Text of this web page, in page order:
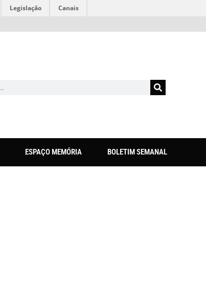
Legislação Canais
ESPAÇO MEMÓRIA BOLETIM SEMANAL